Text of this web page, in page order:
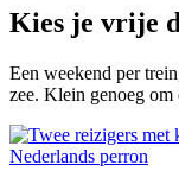
Kies je vrije
Een weekend per
zee. Klein genoeg om